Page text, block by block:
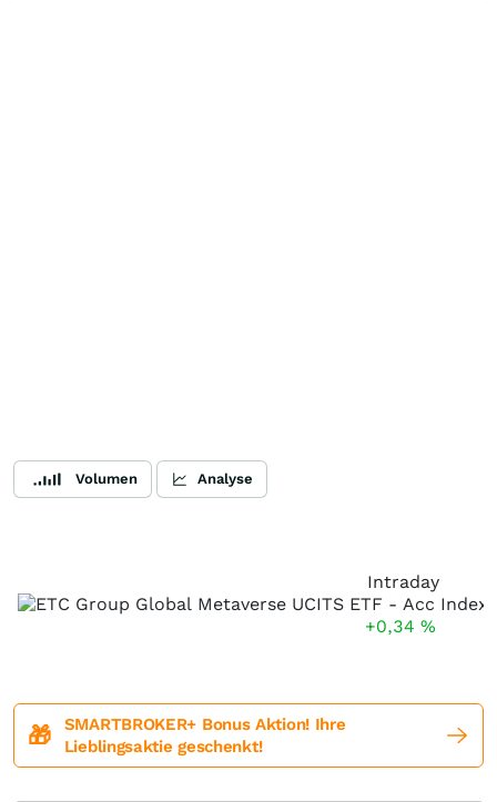
Volumen Analyse
Intraday
+0,34 %
🎁
SMARTBROKER+ Bonus Aktion! Ihre
Lieblingsaktie geschenkt!